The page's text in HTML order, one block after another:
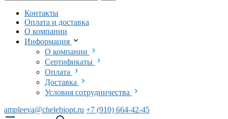
Контакты
Оплата и доставка
О компании
Информация
О компании
Сертификаты
Оплата
Доставка
Условия сотрудничества
ampleeva@chelebiopt.ru +7 (910) 664-42-45